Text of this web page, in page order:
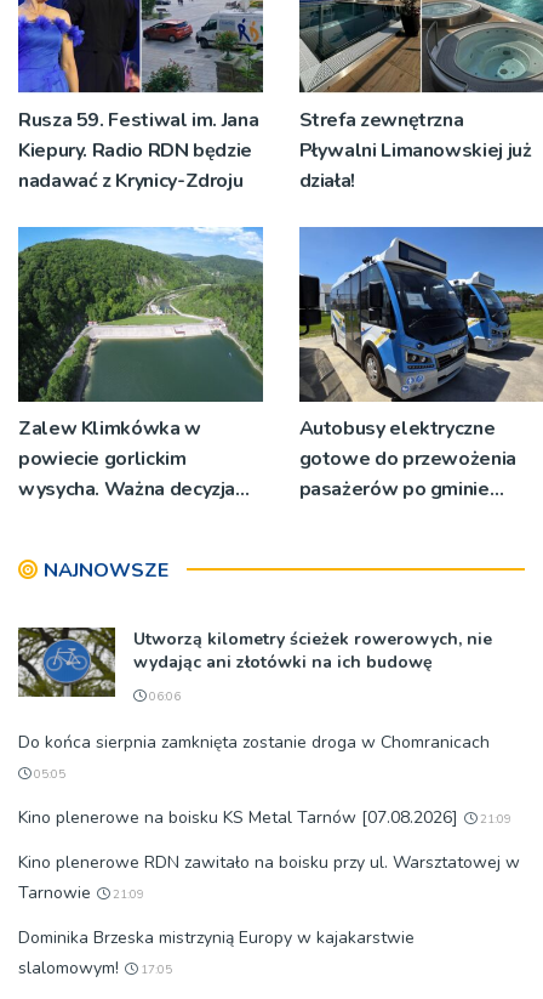
Rusza 59. Festiwal im. Jana
Kiepury. Radio RDN będzie
nadawać z Krynicy-Zdroju
Strefa zewnętrzna
Pływalni Limanowskiej już
działa!
Zalew Klimkówka w
powiecie gorlickim
wysycha. Ważna decyzja
Autobusy elektryczne
gotowe do przewożenia
pasażerów po gminie
NAJNOWSZE
Utworzą kilometry ścieżek rowerowych, nie
wydając ani złotówki na ich budowę
06:06
Do końca sierpnia zamknięta zostanie droga w Chomranicach
05:05
Kino plenerowe na boisku KS Metal Tarnów [07.08.2026] 21:09
Kino plenerowe RDN zawitało na boisku przy ul. Warsztatowej w
Tarnowie
21:09
Dominika Brzeska mistrzynią Europy w kajakarstwie
slalomowym!
17:05